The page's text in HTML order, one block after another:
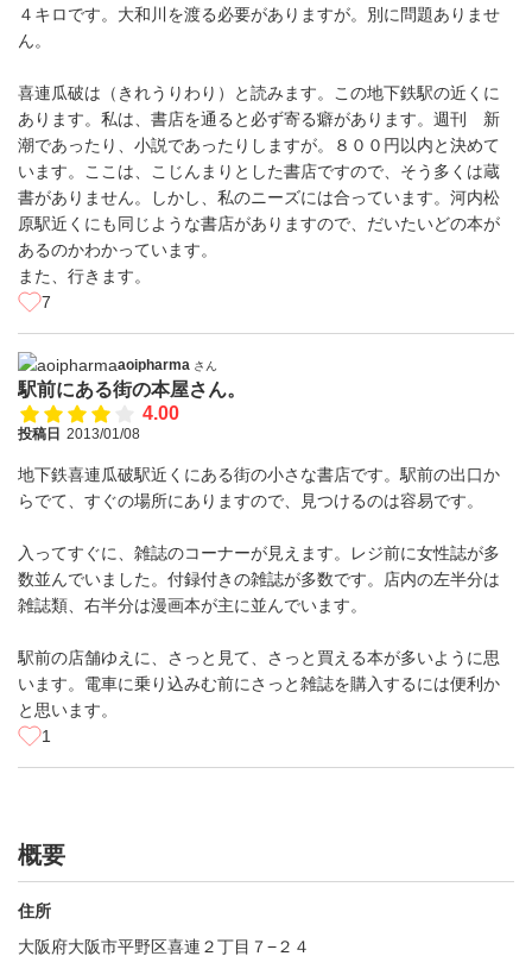
４キロです。大和川を渡る必要がありますが。別に問題ありませ
ん。
喜連瓜破は（きれうりわり）と読みます。この地下鉄駅の近くに
あります。私は、書店を通ると必ず寄る癖があります。週刊 新
潮であったり、小説であったりしますが。８００円以内と決めて
います。ここは、こじんまりとした書店ですので、そう多くは蔵
書がありません。しかし、私のニーズには合っています。河内松
原駅近くにも同じような書店がありますので、だいたいどの本が
あるのかわかっています。
また、行きます。
7
aoipharma さん
駅前にある街の本屋さん。
4.00
投稿日 2013/01/08
地下鉄喜連瓜破駅近くにある街の小さな書店です。駅前の出口か
らでて、すぐの場所にありますので、見つけるのは容易です。
入ってすぐに、雑誌のコーナーが見えます。レジ前に女性誌が多
数並んでいました。付録付きの雑誌が多数です。店内の左半分は
雑誌類、右半分は漫画本が主に並んでいます。
駅前の店舗ゆえに、さっと見て、さっと買える本が多いように思
います。電車に乗り込みむ前にさっと雑誌を購入するには便利か
と思います。
1
概要
住所
大阪府大阪市平野区喜連２丁目７−２４